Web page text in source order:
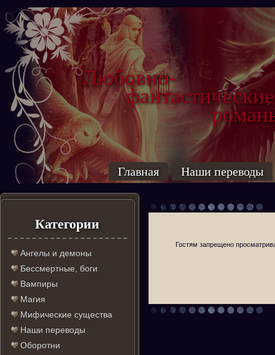
Любовно-
фантастические
Главная Наши переводы
Категории
Ангелы и демоны
Бессмертные, боги
Вампиры
Магия
Мифические существа
Наши переводы
Оборотни
Гостям запрещено